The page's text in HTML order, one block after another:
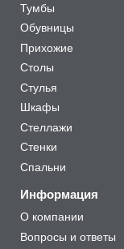
Тумбы
Обувницы
Прихожие
Столы
Стулья
Шкафы
Стеллажи
Стенки
Спальни
Информация
О компании
Вопросы и ответы